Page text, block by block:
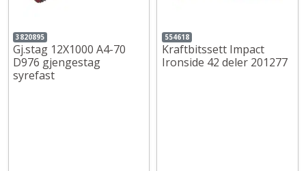
3820895
Gj.stag 12X1000 A4-70
D976 gjengestag
syrefast
554618
Kraftbitssett Impact
Ironside 42 deler 201277